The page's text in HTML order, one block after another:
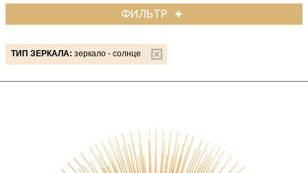
ФИЛЬТР
ТИП ЗЕРКАЛА: зеркало - солнце